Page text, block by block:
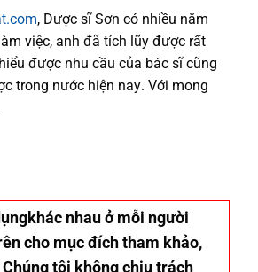
, Dược sĩSơn có nhiều năm
việc, anh đã tích lũy được rất
đượcnhu cầu của bác sĩcũng
trong nướchiện nay. Với mong
nhau ở mỗi người
cho mục đích tham khảo,
tôi không chịu trách